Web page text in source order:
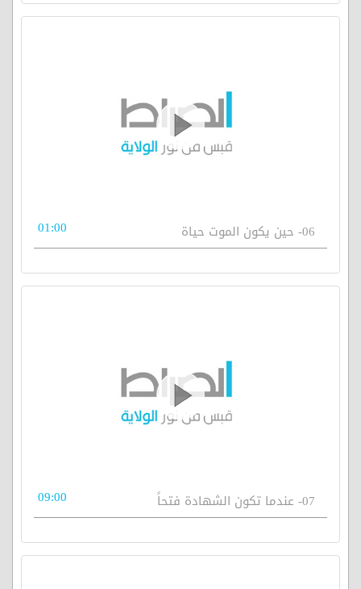
06- حين يكون الموت حياة 01:00
07- عندما تكون الشهادة فتحاً 09:00